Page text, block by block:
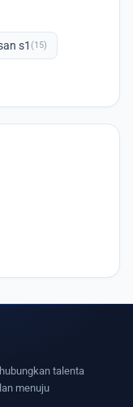
s1 (15)
talenta
menuju